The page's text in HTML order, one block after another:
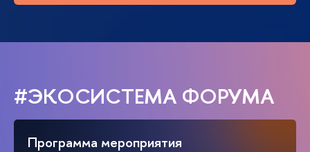
#ЭКОСИСТЕМА ФОРУМА
Программа мероприятия